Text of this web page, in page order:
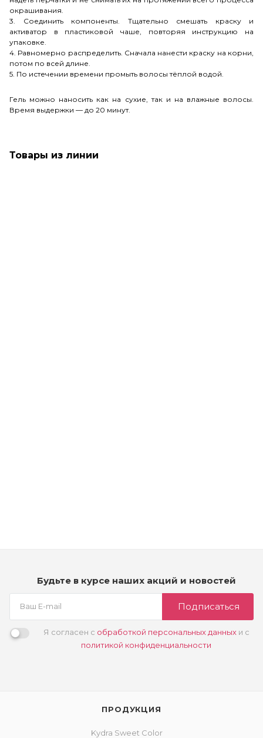
окрашивания.
3. Соединить компоненты. Тщательно смешать краску и
активатор в пластиковой чаше, повторяя инструкцию на
упаковке.
4. Равномерно распределить. Сначала нанести краску на корни,
потом по всей длине.
5. По истечении времени промыть волосы тёплой водой.
Гель можно наносить как на сухие, так и на влажные волосы.
Время выдержки — до 20 минут.
Товары из линии
Будьте в курсе наших акций и новостей
Подписаться
Я согласен с обработкой персональных данныхи с
политикой конфиденциальности
ПРОДУКЦИЯ
Kydra Sweet Color